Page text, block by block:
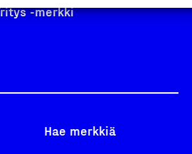
-merkki
Hae merkkiä